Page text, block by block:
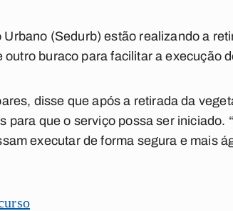
(Sedurb) estão realizando a
buraco para facilitar a execução
disse que após a retirada da
para que o serviço possa ser iniciado.
executar de forma segura e mais